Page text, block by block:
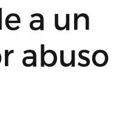
a un
abuso